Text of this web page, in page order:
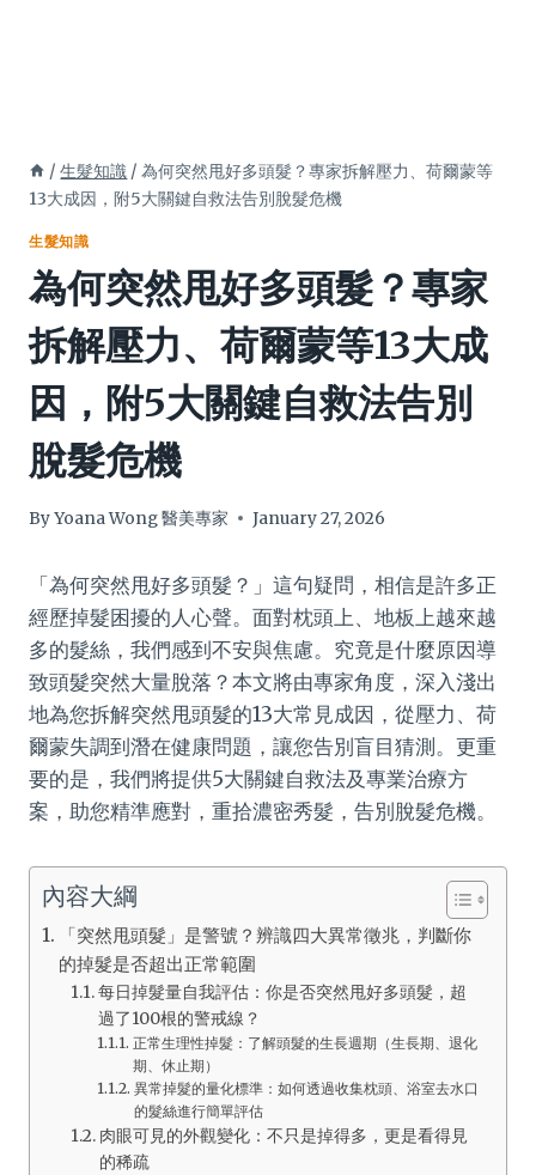
/ 生髮知識 / 為何突然甩好多頭髮？專家拆解壓力、荷爾蒙等
13大成因，附5大關鍵自救法告別脫髮危機
生髮知識
為何突然甩好多頭髮？專家
拆解壓力、荷爾蒙等13大成
因，附5大關鍵自救法告別
脫髮危機
ByYoana Wong 醫美專家 January 27, 2026
「為何突然甩好多頭髮？」這句疑問，相信是許多正
經歷掉髮困擾的人心聲。面對枕頭上、地板上越來越
多的髮絲，我們感到不安與焦慮。究竟是什麼原因導
致頭髮突然大量脫落？本文將由專家角度，深入淺出
地為您拆解突然甩頭髮的13大常見成因，從壓力、荷
爾蒙失調到潛在健康問題，讓您告別盲目猜測。更重
要的是，我們將提供5大關鍵自救法及專業治療方
案，助您精準應對，重拾濃密秀髮，告別脫髮危機。
內容大綱
「突然甩頭髮」是警號？辨識四大異常徵兆，判斷你
的掉髮是否超出正常範圍
每日掉髮量自我評估：你是否突然甩好多頭髮，超
過了100根的警戒線？
正常生理性掉髮：了解頭髮的生長週期（生長期、退化
期、休止期）
異常掉髮的量化標準：如何透過收集枕頭、浴室去水口
的髮絲進行簡單評估
肉眼可見的外觀變化：不只是掉得多，更是看得見
的稀疏